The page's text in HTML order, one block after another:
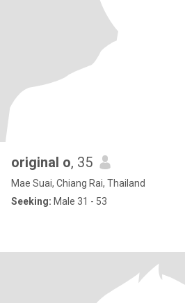
original o, 35
Mae Suai, Chiang Rai, Thailand
Seeking: Male 31 - 53